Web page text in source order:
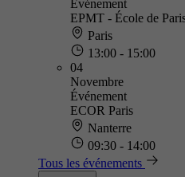
Événement
EPMT - École de
Paris
13:00 - 15:00
04
Novembre
Événement
ECOR Paris
Nanterre
09:30 - 14:00
Tous les événements